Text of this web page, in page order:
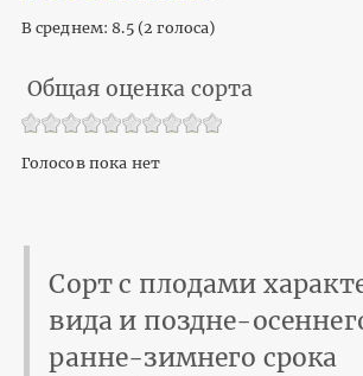
В среднем:8.5 (2 голоса)
Общая оценка сорта
Голосов пока нет
Сорт с плодами
вида и поздне-
ранне-зимнего срока